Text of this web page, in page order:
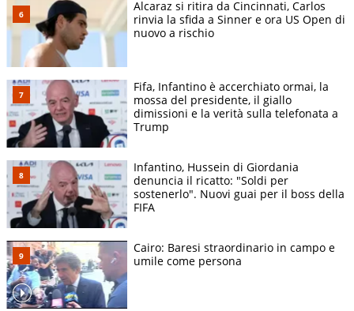
Alcaraz si ritira da Cincinnati, Carlos
rinvia la sfida a Sinner e ora US Open di
nuovo a rischio
Fifa, Infantino è accerchiato ormai, la
mossa del presidente, il giallo
dimissioni e la verità sulla telefonata a
Trump
Infantino, Hussein di Giordania
denuncia il ricatto: "Soldi per
sostenerlo". Nuovi guai per il boss della
FIFA
Cairo: Baresi straordinario in campo e
umile come persona